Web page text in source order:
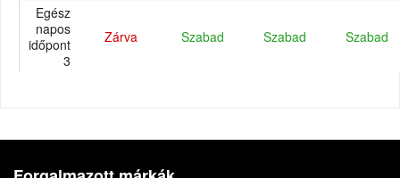
Egész
napos
időpont
3
Zárva Szabad Szabad Szabad